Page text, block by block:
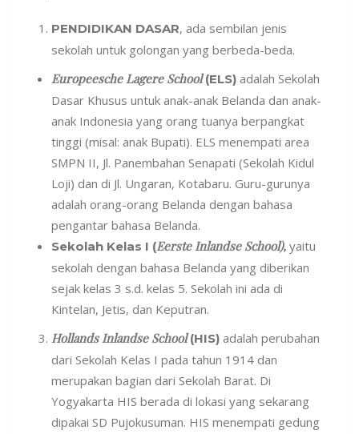
PENDIDIKAN DASAR, ada sembilan jenis
sekolah untuk golongan yang berbeda-beda.
Europeesche Lagere School(ELS) adalah Sekolah
Dasar Khusus untuk anak-anak Belanda dan anak-
anak Indonesia yang orang tuanya berpangkat
tinggi (misal: anak Bupati). ELS menempati area
SMPN II, Jl. Panembahan Senapati (Sekolah Kidul
Loji) dan di Jl. Ungaran, Kotabaru. Guru-gurunya
adalah orang-orang Belanda dengan bahasa
pengantar bahasa Belanda.
Sekolah Kelas I (Eerste Inlandse School), yaitu
sekolah dengan bahasa Belanda yang diberikan
sejak kelas 3 s.d. kelas 5. Sekolah ini ada di
Kintelan, Jetis, dan Keputran.
Hollands Inlandse School(HIS) adalah perubahan
dari Sekolah Kelas I pada tahun 1914 dan
merupakan bagian dari Sekolah Barat. Di
Yogyakarta HIS berada di lokasi yang sekarang
dipakai SD Pujokusuman. HIS menempati gedung